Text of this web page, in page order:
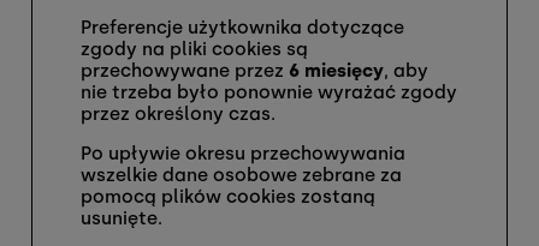
Preferencje użytkownika dotyczące
zgody na pliki cookies są
przechowywane przez 6 miesięcy, aby
nie trzeba było ponownie wyrażać zgody
przez określony czas.
Po upływie okresu przechowywania
wszelkie dane osobowe zebrane za
pomocą plików cookies zostaną
usunięte.